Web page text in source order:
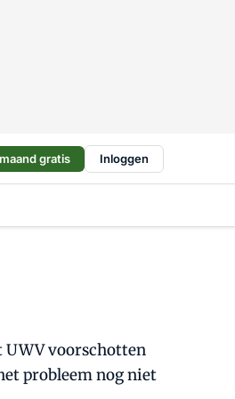
gratis Inloggen
UWV voorschotten
probleem nog niet